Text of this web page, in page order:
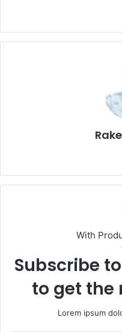
With
Subscribe
to get the
Lorem ipsum